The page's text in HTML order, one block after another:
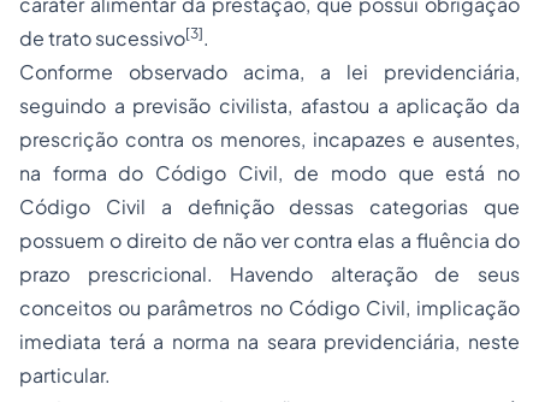
de trato sucessivo[3].
Conforme observado acima, a lei previdenciária,
seguindo a previsão civilista, afastou a aplicação da
prescrição contra os menores, incapazes e ausentes,
na forma do Código Civil, de modo que está no
Código Civil a definição dessas categorias que
possuem o direito de não ver contra elas a fluência do
prazo prescricional. Havendo alteração de seus
conceitos ou parâmetros no Código Civil, implicação
imediata terá a norma na seara previdenciária, neste
particular.